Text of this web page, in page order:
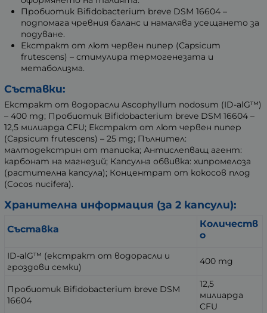
Пробиотик Bifidobacterium breve DSM 16604 –
подпомага чревния баланс и намалява усещането за
подуване.
Екстракт от лют червен пипер (Capsicum
frutescens) – стимулира термогенезата и
метаболизма.
Съставки:
Екстракт от водорасли Ascophyllum nodosum (ID-alG™)
– 400 mg; Пробиотик Bifidobacterium breve DSM 16604 –
12,5 милиарда CFU; Екстракт от лют червен пипер
(Capsicum frutescens) – 25 mg; Пълнител:
малтодекстрин от тапиока; Антислепващ агент:
карбонат на магнезий; Капсулна обвивка: хипромелоза
(растителна капсула); Концентрат от кокосов плод
(Cocos nucifera).
Хранителна информация (за 2 капсули):
Съставка
Количеств
о
ID-alG™ (екстракт от водорасли и
гроздови семки)
400 mg
Пробиотик Bifidobacterium breve DSM
16604
12,5
милиарда
CFU